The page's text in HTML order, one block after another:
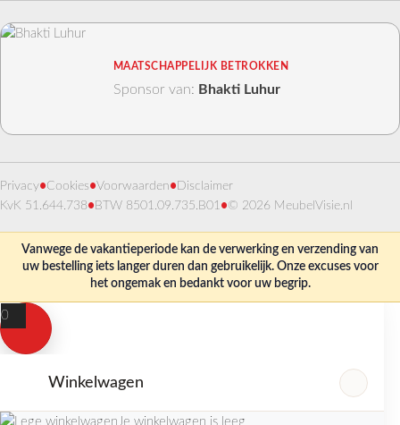
MAATSCHAPPELIJK BETROKKEN
Sponsor van: Bhakti Luhur
Privacy•Cookies•Voorwaarden• Disclaimer
KvK 51.644.738• BTW 8501.09.735.B01 •© 2026 MeubelVisie.nl
Vanwege de vakantieperiode kan de verwerking en verzending van
uw bestelling iets langer duren dan gebruikelijk. Onze excuses voor
het ongemak en bedankt voor uw begrip.
0
Winkelwagen
Je winkelwagen is leeg